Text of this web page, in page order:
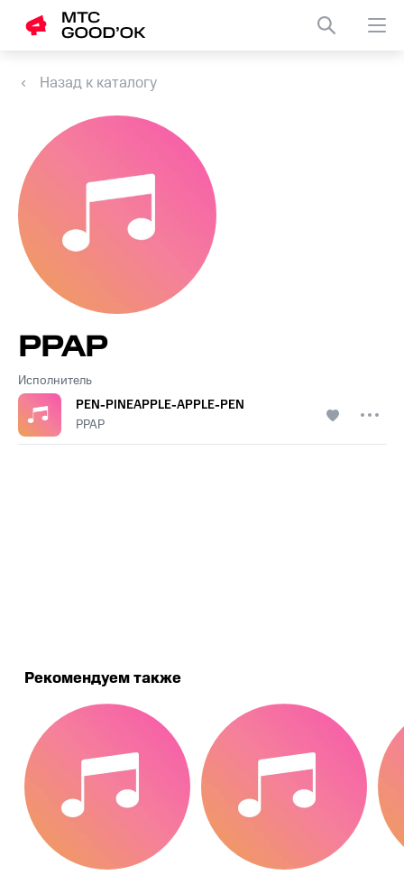
Назад к каталогу
Исполнитель
PPAP
PEN-PINEAPPLE-APPLE-PEN
PPAP
Рекомендуем также